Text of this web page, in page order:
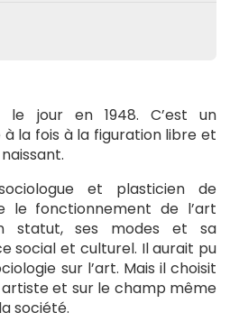
le jour en 1948. C’est un
la fois à la figuration libre et
et plasticien de
le fonctionnement de l’art
statut, ses modes et sa
social et culturel. Il aurait pu
sur l’art. Mais il choisit
et sur le champ même
société.